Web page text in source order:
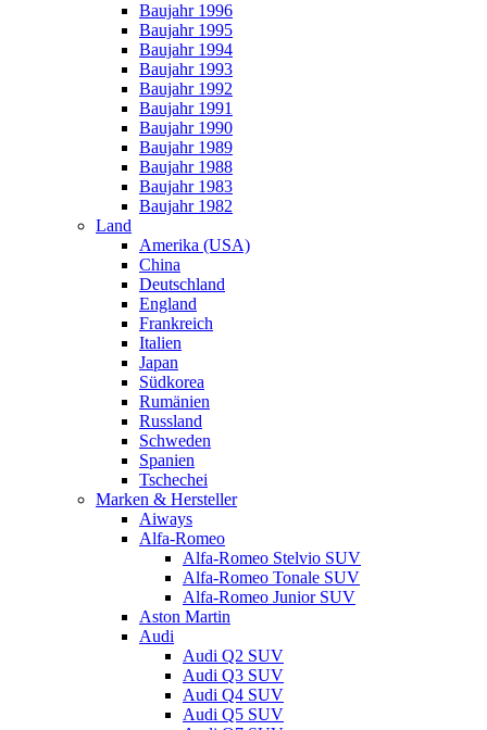
Baujahr 1996
Baujahr 1995
Baujahr 1994
Baujahr 1993
Baujahr 1992
Baujahr 1991
Baujahr 1990
Baujahr 1989
Baujahr 1988
Baujahr 1983
Baujahr 1982
Land
Amerika (USA)
China
Deutschland
England
Frankreich
Italien
Japan
Südkorea
Rumänien
Russland
Schweden
Spanien
Tschechei
Marken & Hersteller
Aiways
Alfa-Romeo
Alfa-Romeo Stelvio SUV
Alfa-Romeo Tonale SUV
Alfa-Romeo Junior SUV
Aston Martin
Audi
Audi Q2 SUV
Audi Q3 SUV
Audi Q4 SUV
Audi Q5 SUV